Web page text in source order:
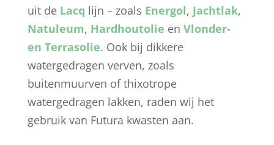
uit de Lacq lijn – zoals Energol, Jachtlak,
Natuleum, Hardhoutolie en Vlonder-
en Terrasolie. Ook bij dikkere
watergedragen verven, zoals
buitenmuurven of thixotrope
watergedragen lakken, raden wij het
gebruik van Futura kwasten aan.